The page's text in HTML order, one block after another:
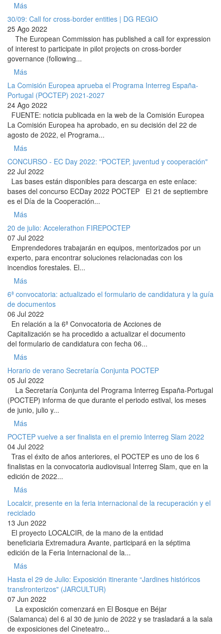
Más
30/09: Call for cross-border entities | DG REGIO
25 Ago 2022
The European Commission has published a call for expression
of interest to participate in pilot projects on cross-border
governance (following...
Más
La Comisión Europea aprueba el Programa Interreg España-
Portugal (POCTEP) 2021-2027
24 Ago 2022
FUENTE: noticia publicada en la web de la Comisión Europea
La Comisión Europea ha aprobado, en su decisión del 22 de
agosto de 2022, el Programa...
Más
CONCURSO - EC Day 2022: "POCTEP, juventud y cooperación"
22 Jul 2022
Las bases están disponibles para descarga en este enlace:
bases del concurso ECDay 2022 POCTEP El 21 de septiembre
es el Día de la Cooperación...
Más
20 de julio: Accelerathon FIREPOCTEP
07 Jul 2022
Emprendedores trabajarán en equipos, mentorizados por un
experto, para encontrar soluciones relacionadas con los
incendios forestales. El...
Más
6ª convocatoria: actualizado el formulario de candidatura y la guía
de documentos
06 Jul 2022
En relación a la 6ª Convocatoria de Acciones de
Capitalización se ha procedido a actualizar el documento
del formulario de candidatura con fecha 06...
Más
Horario de verano Secretaría Conjunta POCTEP
05 Jul 2022
La Secretaría Conjunta del Programa Interreg España-Portugal
(POCTEP) informa de que durante el periodo estival, los meses
de junio, julio y...
Más
POCTEP vuelve a ser finalista en el premio Interreg Slam 2022
04 Jul 2022
Tras el éxito de años anteriores, el POCTEP es uno de los 6
finalistas en la convocatoria audiovisual Interreg Slam, que en la
edición de 2022...
Más
Localcir, presente en la feria internacional de la recuperación y el
reciclado
13 Jun 2022
El proyecto LOCALCIR, de la mano de la entidad
beneficiaria Extremadura Avante, participará en la séptima
edición de la Feria Internacional de la...
Más
Hasta el 29 de Julio: Exposición itinerante “Jardines históricos
transfronterizos" (JARCULTUR)
07 Jun 2022
La exposición comenzará en El Bosque en Béjar
(Salamanca) del 6 al 30 de junio de 2022 y se trasladará a la sala
de exposiciones del Cineteatro...